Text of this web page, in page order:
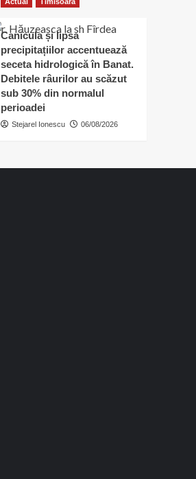
Actual Timisoara
Canicula și lipsa
precipitațiilor accentuează
seceta hidrologică în Banat.
Debitele râurilor au scăzut
sub 30% din normalul
perioadei
Stejarel Ionescu 06/08/2026